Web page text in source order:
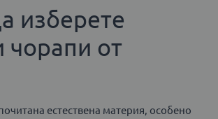
изберете
чорапи от
естествена материя, особено